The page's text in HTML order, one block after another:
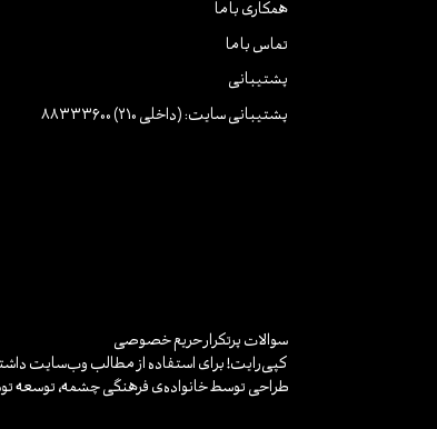
همکاری با ما
تماس با ما
پشتیبانی
پشتیبانی سایت: (داخلی 210) 88333600
سوالات پرتکرارحریم خصوصی
کپی‌رایت! برای استفاده از مطالب وب‌سایت
طراحی توسط خانواده‌ی فرهنگی چشمه، توسعه